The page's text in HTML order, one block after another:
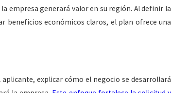
empresa generará valor en su región. Al definir la
beneficios económicos claros, el plan ofrece una
explicar cómo el negocio se desarrollará